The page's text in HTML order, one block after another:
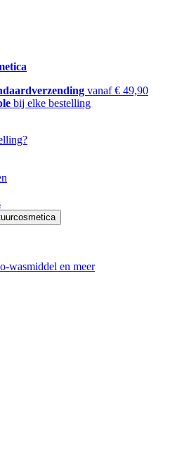
vanaf € 49,90
bij elke bestelling
wasmiddel en meer